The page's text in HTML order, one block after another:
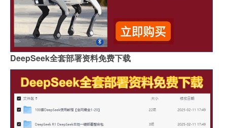
DeepSeek全套部署资料免费下载